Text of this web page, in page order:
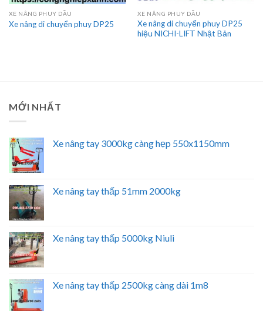
XE NÂNG PHUY DẦU
Xe nâng di chuyển phuy DP25
XE NÂNG PHUY DẦU
Xe nâng di chuyển phuy DP25
hiệu NICHI-LIFT Nhật Bản
MỚI NHẤT
Xe nâng tay 3000kg càng hẹp 550x1150mm
Xe nâng tay thấp 51mm 2000kg
Xe nâng tay thấp 5000kg Niuli
Xe nâng tay thấp 2500kg càng dài 1m8